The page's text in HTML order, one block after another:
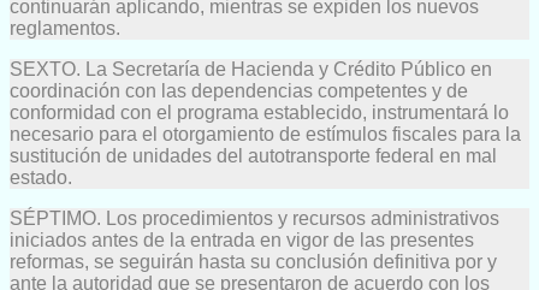
continuarán aplicando, mientras se expiden los nuevos
reglamentos.
SEXTO. La Secretaría de Hacienda y Crédito Público en
coordinación con las dependencias competentes y de
conformidad con el programa establecido, instrumentará lo
necesario para el otorgamiento de estímulos fiscales para la
sustitución de unidades del autotransporte federal en mal
estado.
SÉPTIMO. Los procedimientos y recursos administrativos
iniciados antes de la entrada en vigor de las presentes
reformas, se seguirán hasta su conclusión definitiva por y
ante la autoridad que se presentaron de acuerdo con los